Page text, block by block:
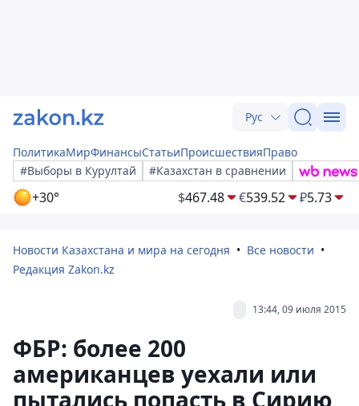
Рус
ПолитикаМирФинансыСтатьиПроисшествияПраво
#Выборы в Курултай
#Казахстан в сравнении
+30° $467.48 €539.52 ₽5.73
Новости Казахстана и мира на сегодня
Все новости
Редакция Zakon.kz
13:44, 09 июля 2015
ФБР: более 200
американцев уехали или
пытались попасть в Сирию,